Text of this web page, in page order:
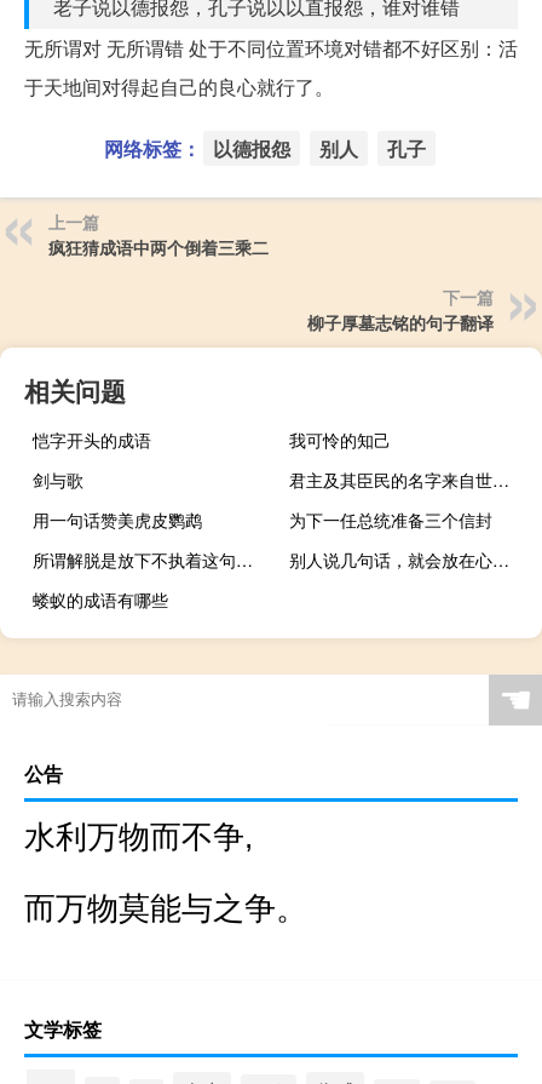
老子说以德报怨，孔子说以以直报怨，谁对谁错
无所谓对 无所谓错 处于不同位置环境对错都不好区别：活
于天地间对得起自己的良心就行了。
网络标签： 以德报怨 别人 孔子
上一篇
疯狂猜成语中两个倒着三乘二
下一篇
柳子厚墓志铭的句子翻译
相关问题
恺字开头的成语
我可怜的知己
剑与歌
君主及其臣民的名字来自世界各地 如果我没有天下之责，那我就是君中路人。
用一句话赞美虎皮鹦鹉
为下一任总统准备三个信封
所谓解脱是放下不执着这句话是什么意思
别人说几句话，就会放在心上，对自己发脾气
蝼蚁的成语有哪些
☚
公告
水利万物而不争,
而万物莫能与之争。
文学标签